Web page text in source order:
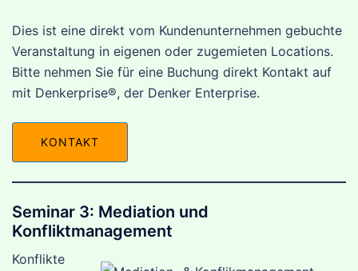
Dies ist eine direkt vom Kundenunternehmen gebuchte
Veranstaltung in eigenen oder zugemieten Locations.
Bitte nehmen Sie für eine Buchung direkt Kontakt auf
mit Denkerprise®, der Denker Enterprise.
KONTAKT
Seminar 3: Mediation und
Konfliktmanagement
Konflikte